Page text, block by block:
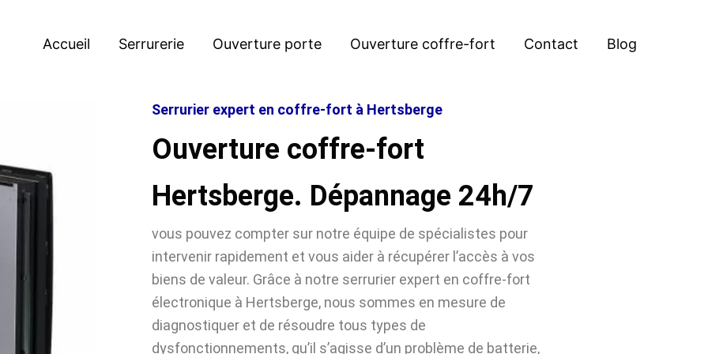
Accueil Serrurerie Ouverture porte Ouverture coffre-fort Contact Blog
Serrurier expert en coffre-fort à Hertsberge
Ouverture coffre-fort
Hertsberge. Dépannage 24h/7
vous pouvez compter sur notre équipe de spécialistes pour
intervenir rapidement et vous aider à récupérer l’accès à vos
biens de valeur. Grâce à notre serrurier expert en coffre-fort
électronique à Hertsberge, nous sommes en mesure de
diagnostiquer et de résoudre tous types de
dysfonctionnements, qu’il s’agisse d’un problème de batterie,